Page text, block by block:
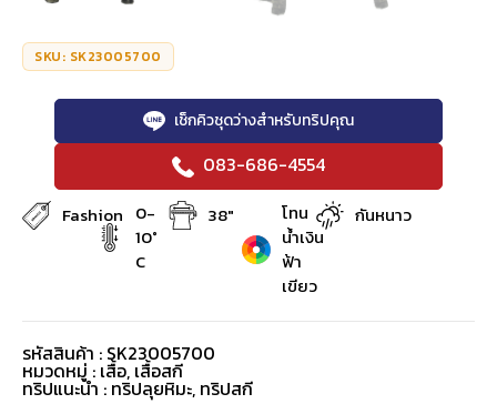
SKU: SK23005700
เช็กคิวชุดว่างสำหรับทริปคุณ
083-686-4554
Fashion 0-
10°
C
38"
โทน
น้ำเงิน
ฟ้า
เขียว
กันหนาว
รหัสสินค้า : SK23005700
หมวดหมู่ : เสื้อ, เสื้อสกี
ทริปแนะนำ : ทริปลุยหิมะ, ทริปสกี